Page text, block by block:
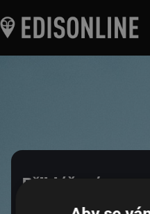
Přihlášení